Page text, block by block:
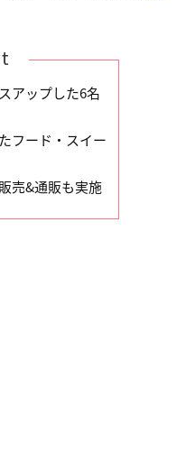
アップした6名
フード・スイー
売&通販も実施